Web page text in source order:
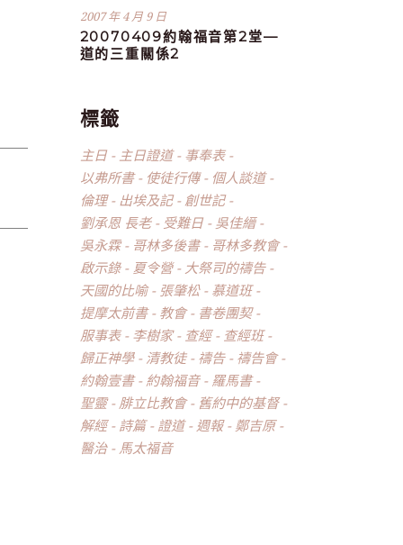
2007 年 4 月 9 日
20070409約翰福音第2堂—
道的三重關係2
標籤
主日 主日證道
事奉表
以弗所書
使徒行傳
個人談道
倫理
出埃及記
創世記
劉承恩 長老
受難日
吳佳縉
吳永霖
哥林多後書
哥林多教會
啟示錄
夏令營
大祭司的禱告
天國的比喻
張肇松
慕道班
提摩太前書
教會
書卷團契
服事表
李樹家 查經
查經班
歸正神學
清教徒 禱告
禱告會
約翰壹書
約翰福音
羅馬書
聖靈
腓立比教會
舊約中的基督
解經
詩篇 證道 週報
鄭吉原
醫治
馬太福音